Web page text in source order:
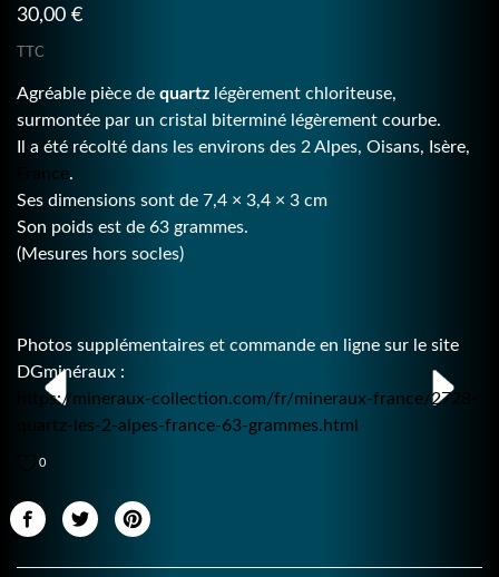
30,00 €
TTC
Agréable pièce de quartz légèrement chloriteuse,
surmontée par un cristal biterminé légèrement courbe.
Il a été récolté dans les environs des 2 Alpes, Oisans, Isère,
France.
Ses dimensions sont de 7,4 × 3,4 × 3 cm
Son poids est de 63 grammes.
(Mesures hors socles)
Photos supplémentaires et commande en ligne sur le site
DGminéraux :
https://mineraux-collection.com/fr/mineraux-france/2728-
quartz-les-2-alpes-france-63-grammes.html
0